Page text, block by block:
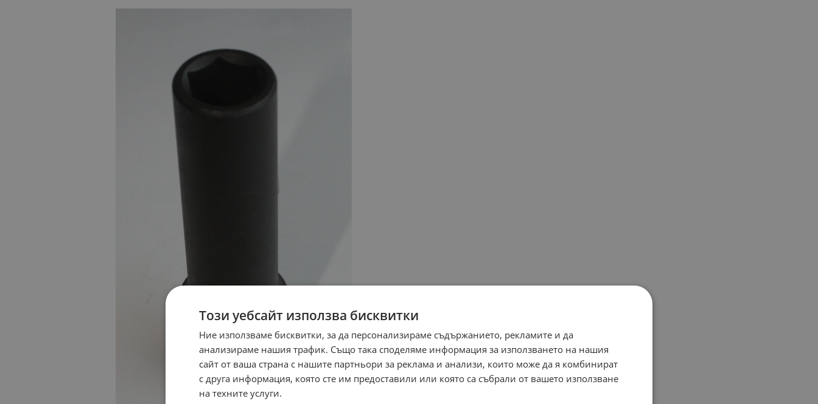
Този уебсайт използва бисквитки
Ние използваме бисквитки, за да персонализираме съдържанието, рекламите и да
анализираме нашия трафик. Също така споделяме информация за използването на нашия
сайт от ваша страна с нашите партньори за реклама и анализи, които може да я комбинират
с друга информация, която сте им предоставили или която са събрали от вашето използване
на техните услуги.